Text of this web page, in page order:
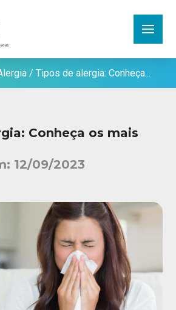
/ Tipos de alergia: Conheça...
Conheça os mais
12/09/2023